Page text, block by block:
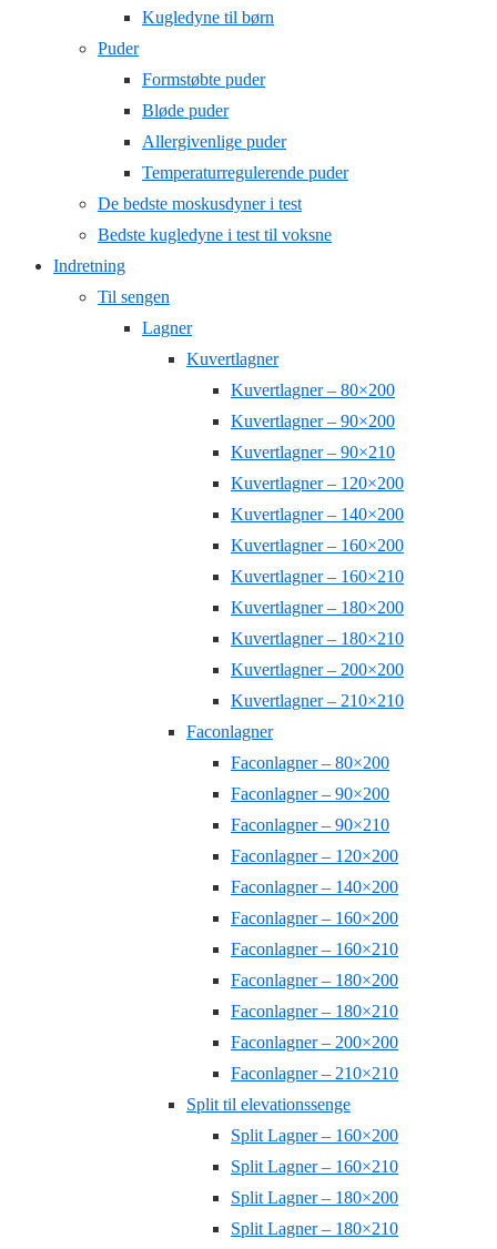
Kugledyne til børn
Puder
Formstøbte puder
Bløde puder
Allergivenlige puder
Temperaturregulerende puder
De bedste moskusdyner i test
Bedste kugledyne i test til voksne
Indretning
Til sengen
Lagner
Kuvertlagner
Kuvertlagner – 80×200
Kuvertlagner – 90×200
Kuvertlagner – 90×210
Kuvertlagner – 120×200
Kuvertlagner – 140×200
Kuvertlagner – 160×200
Kuvertlagner – 160×210
Kuvertlagner – 180×200
Kuvertlagner – 180×210
Kuvertlagner – 200×200
Kuvertlagner – 210×210
Faconlagner
Faconlagner – 80×200
Faconlagner – 90×200
Faconlagner – 90×210
Faconlagner – 120×200
Faconlagner – 140×200
Faconlagner – 160×200
Faconlagner – 160×210
Faconlagner – 180×200
Faconlagner – 180×210
Faconlagner – 200×200
Faconlagner – 210×210
Split til elevationssenge
Split Lagner – 160×200
Split Lagner – 160×210
Split Lagner – 180×200
Split Lagner – 180×210